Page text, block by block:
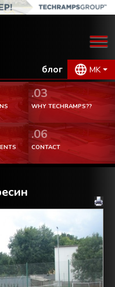
блог MK
.03
WHY TECHRAMPS??
.06
CONTACT